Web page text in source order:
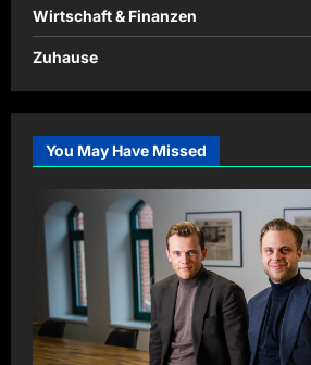
Wirtschaft & Finanzen
Zuhause
You May Have Missed